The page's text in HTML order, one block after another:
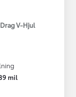
V-Hjul
mil